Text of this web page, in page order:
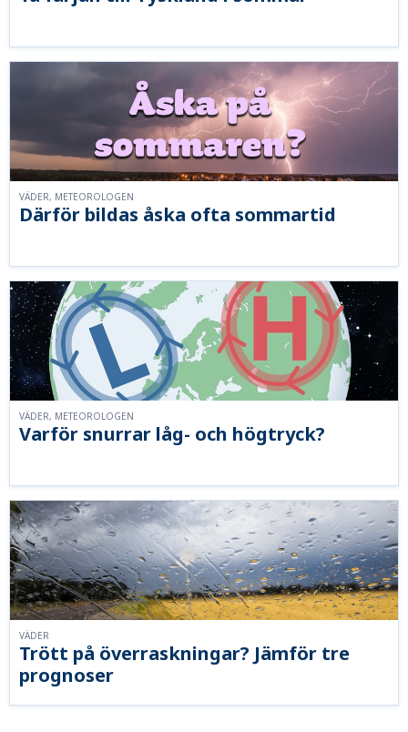
Därför bildas åska ofta sommartid
VÄDER, METEOROLOGEN
Varför snurrar låg- och högtryck?
VÄDER, METEOROLOGEN
Trött på överraskningar? Jämför tre
prognoser
VÄDER